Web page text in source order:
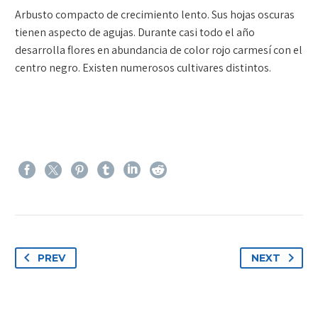
Arbusto compacto de crecimiento lento. Sus hojas oscuras
tienen aspecto de agujas. Durante casi todo el año
desarrolla flores en abundancia de color rojo carmesí con el
centro negro. Existen numerosos cultivares distintos.
PREV NEXT